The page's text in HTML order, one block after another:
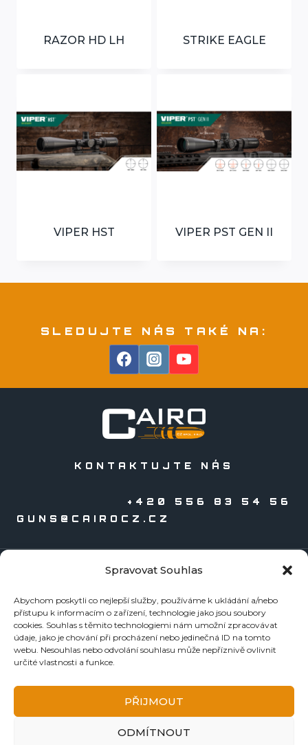
Spravovat Souhlas
Abychom poskytli co nejlepší služby, používáme k ukládání a/nebo
přístupu k informacím o zařízení, technologie jako jsou soubory
cookies. Souhlas s těmito technologiemi nám umožní zpracovávat
údaje, jako je chování při procházení nebo jedinečná ID na tomto
webu. Nesouhlas nebo odvolání souhlasu může nepříznivě ovlivnit
určité vlastnosti a funkce.
PŘIJMOUT
ODMÍTNOUT
RAZOR HD LH STRIKE EAGLE
VIPER HST VIPER PST GEN II
SLEDUJTE NÁS TAKÉ NA:
KONTAKTUJTE NÁS
+420 556 83 54 56
GUNS@CAIROCZ.CZ
Zbraně
Náboje
Reloading
Doplňky